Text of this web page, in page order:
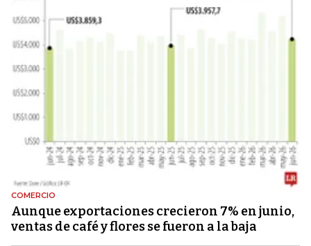
COMERCIO
Aunque exportaciones crecieron 7% en junio,
ventas de café y flores se fueron a la baja